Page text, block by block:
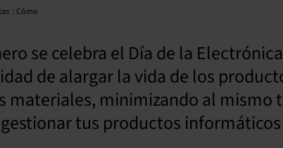
: Cómo
se celebra el Día de la
de alargar la vida de los
materiales, minimizando al mismo
tus productos